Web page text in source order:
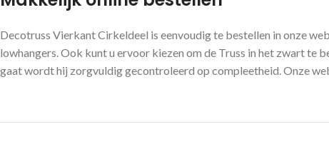
Decotruss Vierkant Cirkeldeel is eenvoudig te bestellen in onze
lowhangers. Ook kunt u ervoor kiezen om de Truss in het zwart te
gaat wordt hij zorgvuldig gecontroleerd op compleetheid. Onze